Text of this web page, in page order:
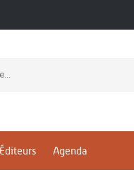
Éditeurs Agenda